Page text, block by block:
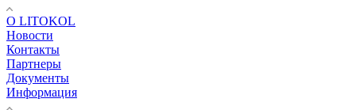
О LITOKOL
Новости
Контакты
Партнеры
Документы
Информация